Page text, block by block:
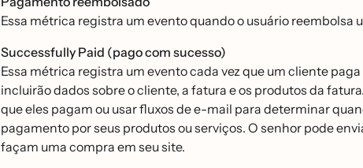
Essa métrica registra um evento quando o usuário reembolsa
Successfully Paid (pago com sucesso)
Essa métrica registra um evento cada vez que um cliente
incluirão dados sobre o cliente, a fatura e os produtos da
que eles pagam ou usar fluxos de e-mail para determinar
pagamento por seus produtos ou serviços. O senhor pode
façam uma compra em seu site.